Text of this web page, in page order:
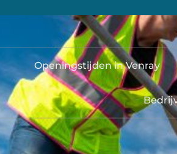
Openingstijden in Venray